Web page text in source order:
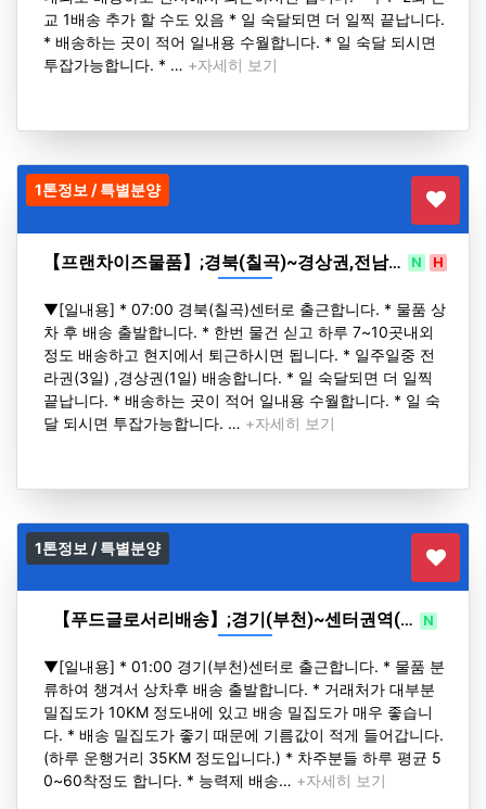
교 1배송 추가 할 수도 있음 * 일 숙달되면 더 일찍 끝납니다.
* 배송하는 곳이 적어 일내용 수월합니다. * 일 숙달 되시면
투잡가능합니다. * … +자세히 보기
1톤정보 / 특별분양
【프랜차이즈물품】;경북(칠곡)~경상권,전남… N H
▼[일내용] * 07:00 경북(칠곡)센터로 출근합니다. * 물품 상
차 후 배송 출발합니다. * 한번 물건 싣고 하루 7~10곳내외
정도 배송하고 현지에서 퇴근하시면 됩니다. * 일주일중 전
라권(3일) ,경상권(1일) 배송합니다. * 일 숙달되면 더 일찍
끝납니다. * 배송하는 곳이 적어 일내용 수월합니다. * 일 숙
달 되시면 투잡가능합니다. … +자세히 보기
1톤정보 / 특별분양
【푸드글로서리배송】;경기(부천)~센터권역(…
N
▼[일내용] * 01:00 경기(부천)센터로 출근합니다. * 물품 분
류하여 챙겨서 상차후 배송 출발합니다. * 거래처가 대부분
밀집도가 10KM 정도내에 있고 배송 밀집도가 매우 좋습니
다. * 배송 밀집도가 좋기 때문에 기름값이 적게 들어갑니다.
(하루 운행거리 35KM 정도입니다.) * 차주분들 하루 평균 5
0~60착정도 합니다. * 능력제 배송… +자세히 보기